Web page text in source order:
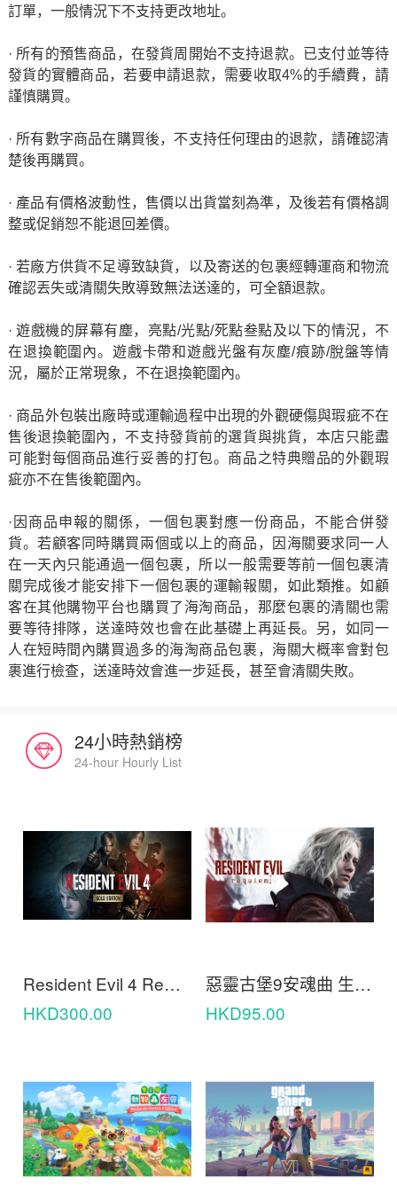
訂單，一般情況下不支持更改地址。
· 所有的預售商品，在發貨周開始不支持退款。已支付並等待
發貨的實體商品，若要申請退款，需要收取4%的手續費，請
謹慎購買。
· 所有數字商品在購買後，不支持任何理由的退款，請確認清
楚後再購買。
· 產品有價格波動性，售價以出貨當刻為準，及後若有價格調
整或促銷恕不能退回差價。
· 若廠方供貨不足導致缺貨，以及寄送的包裹經轉運商和物流
確認丟失或清關失敗導致無法送達的，可全額退款。
· 遊戲機的屏幕有塵，亮點/光點/死點叁點及以下的情況，不
在退換範圍內。遊戲卡帶和遊戲光盤有灰塵/痕跡/脫盤等情
況，屬於正常現象，不在退換範圍內。
· 商品外包裝出廠時或運輸過程中出現的外觀硬傷與瑕疵不在
售後退換範圍內，不支持發貨前的選貨與挑貨，本店只能盡
可能對每個商品進行妥善的打包。商品之特典贈品的外觀瑕
疵亦不在售後範圍內。
·因商品申報的關係，一個包裹對應一份商品，不能合併發
貨。若顧客同時購買兩個或以上的商品，因海關要求同一人
在一天內只能通過一個包裹，所以一般需要等前一個包裹清
關完成後才能安排下一個包裹的運輸報關，如此類推。如顧
客在其他購物平台也購買了海淘商品，那麼包裹的清關也需
要等待排隊，送達時效也會在此基礎上再延長。另，如同一
人在短時間內購買過多的海淘商品包裹，海關大概率會對包
裹進行檢查，送達時效會進一步延長，甚至會清關失敗。
24小時熱銷榜
24-hour Hourly List
Resident Evil 4 Remake Gold Edition 惡靈古堡4重製版黃金版
HKD300.00
惡靈古堡9安魂曲 生化危機9 Resident Evil Requiem
HKD95.00